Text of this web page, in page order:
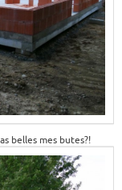
belles mes butes?!